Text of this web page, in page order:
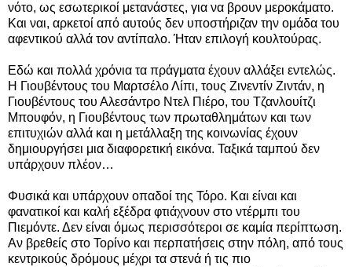
νότο, ως εσωτερικοί μετανάστες, για να βρουν μεροκάματο.
Και ναι, αρκετοί από αυτούς δεν υποστήριζαν την ομάδα του
αφεντικού αλλά τον αντίπαλο. Ήταν επιλογή κουλτούρας.
Εδώ και πολλά χρόνια τα πράγματα έχουν αλλάξει εντελώς.
Η Γιουβέντους του Μαρτσέλο Λίπι, τους Ζινεντίν Ζιντάν, η
Γιουβέντους του Αλεσάντρο Ντελ Πιέρο, του Τζανλουίτζι
Μπουφόν, η Γιουβέντους των πρωταθλημάτων και των
επιτυχιών αλλά και η μετάλλαξη της κοινωνίας έχουν
δημιουργήσει μια διαφορετική εικόνα. Ταξικά ταμπού δεν
υπάρχουν πλέον…
Φυσικά και υπάρχουν οπαδοί της Τόρο. Και είναι και
φανατικοί και καλή εξέδρα φτιάχνουν στο ντέρμπι του
Πιεμόντε. Δεν είναι όμως περισσότεροι σε καμία περίπτωση.
Αν βρεθείς στο Τορίνο και περπατήσεις στην πόλη, από τους
κεντρικούς δρόμους μέχρι τα στενά ή τις πιο